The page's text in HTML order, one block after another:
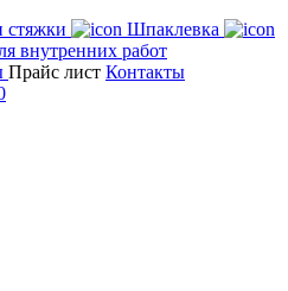
Шпаклевка
внутренних работ
Прайс лист Контакты